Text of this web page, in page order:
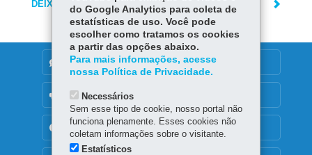
DEIXE SUA OPINIÃO
DENUNCIE CORRUPÇÃO
OUVIDORIA
TRANSPARÊNCIA INSTITUCIONAL
do Google Analytics para coleta de
estatísticas de uso. Você pode
escolher como tratamos os cookies
a partir das opções abaixo.
Para mais informações, acesse
nossa Política de Privacidade.
Necessários
Sem esse tipo de cookie, nosso portal não
funciona plenamente. Esses cookies não
coletam informações sobre o visitante.
Estatísticos